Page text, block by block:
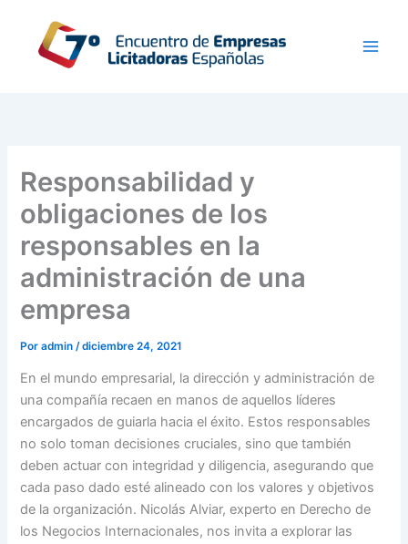
contenido
Responsabilidad y
obligaciones de los
responsables en la
administración de una
empresa
Poradmin /diciembre 24, 2021
En el mundo empresarial, la dirección y administración de
una compañía recaen en manos de aquellos líderes
encargados de guiarla hacia el éxito. Estos responsables
no solo toman decisiones cruciales, sino que también
deben actuar con integridad y diligencia, asegurando que
cada paso dado esté alineado con los valores y objetivos
de la organización. Nicolás Alviar, experto en Derecho de
los Negocios Internacionales, nos invita a explorar las